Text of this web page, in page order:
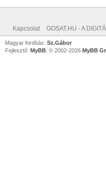
Kapcsolat GOSAT.HU - A
Magyar fordítás: Sz.Gábor
Fejlesztő: MyBB , © 2002-2026 MyBB